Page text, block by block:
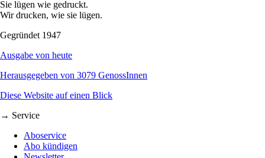
Sie lügen wie gedruckt.
Wir drucken, wie sie lügen.
Gegründet 1947
Ausgabe von heute
Herausgegeben von 3079 GenossInnen
Diese Website auf einen Blick
→ Service
Aboservice
Abo kündigen